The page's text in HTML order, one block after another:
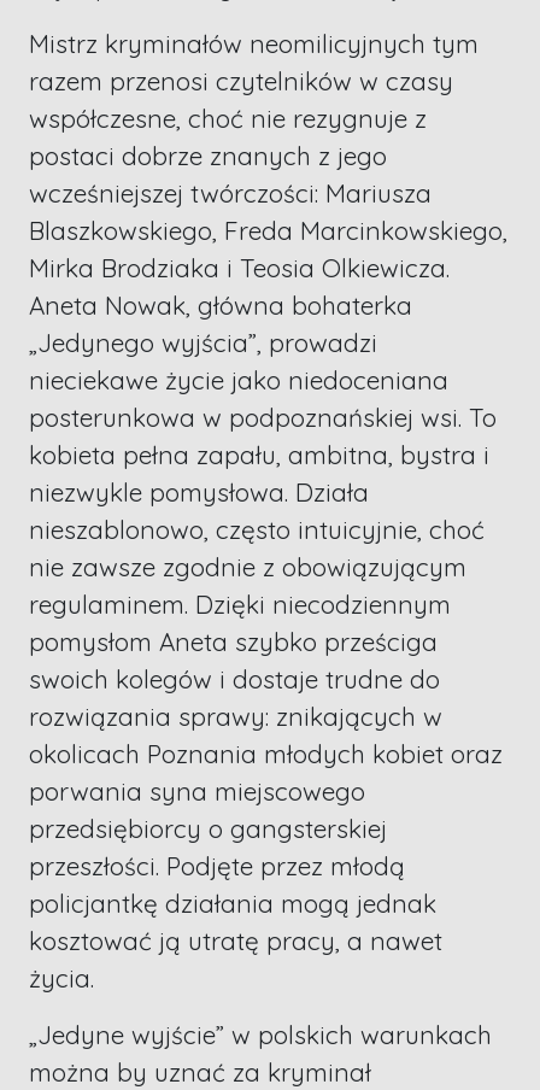
Mistrz kryminałów neomilicyjnych tym
razem przenosi czytelników w czasy
współczesne, choć nie rezygnuje z
postaci dobrze znanych z jego
wcześniejszej twórczości: Mariusza
Blaszkowskiego, Freda Marcinkowskiego,
Mirka Brodziaka i Teosia Olkiewicza.
Aneta Nowak, główna bohaterka
„Jedynego wyjścia”, prowadzi
nieciekawe życie jako niedoceniana
posterunkowa w podpoznańskiej wsi. To
kobieta pełna zapału, ambitna, bystra i
niezwykle pomysłowa. Działa
nieszablonowo, często intuicyjnie, choć
nie zawsze zgodnie z obowiązującym
regulaminem. Dzięki niecodziennym
pomysłom Aneta szybko prześciga
swoich kolegów i dostaje trudne do
rozwiązania sprawy: znikających w
okolicach Poznania młodych kobiet oraz
porwania syna miejscowego
przedsiębiorcy o gangsterskiej
przeszłości. Podjęte przez młodą
policjantkę działania mogą jednak
kosztować ją utratę pracy, a nawet
życia.
„Jedyne wyjście” w polskich warunkach
można by uznać za kryminał